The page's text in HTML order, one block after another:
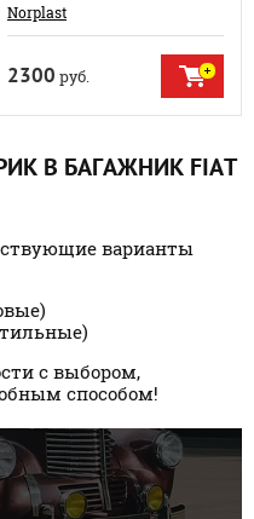
Norplast
2300 руб.
В БАГАЖНИК FIAT
варианты
с выбором,
способом!